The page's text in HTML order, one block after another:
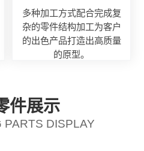
多种加工方式配合完成复
杂的零件结构加工为客户
的出色产品打造出高质量
的原型。
件展示
PARTS DISPLAY